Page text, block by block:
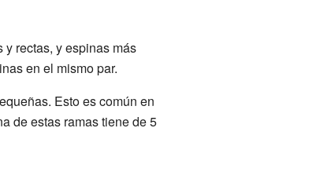
rectas, y espinas más
en el mismo par.
Esto es común en
de estas ramas tiene de 5